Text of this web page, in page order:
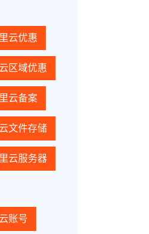
云优惠
区域优惠
云备案
文件存储
云服务器
账号